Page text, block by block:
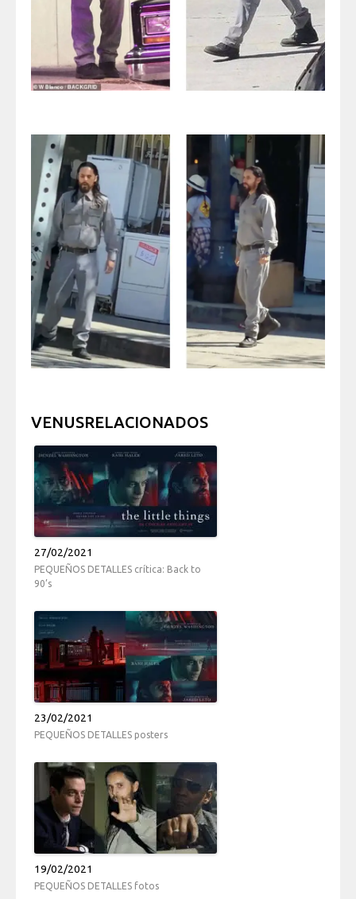
VENUSRELACIONADOS
27/02/2021
PEQUEÑOS DETALLES crítica: Back to
90’s
23/02/2021
PEQUEÑOS DETALLES posters
19/02/2021
PEQUEÑOS DETALLES fotos